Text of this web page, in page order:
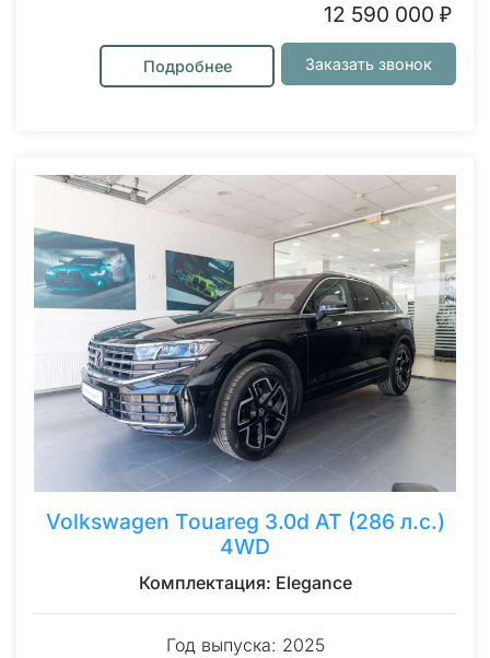
12 590 000 ₽
Подробнее Заказать звонок
Volkswagen Touareg 3.0d AT (286 л.с.)
4WD
Комплектация: Elegance
Год выпуска: 2025